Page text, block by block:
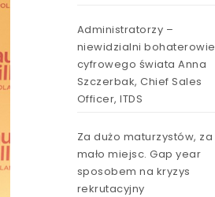
Administratorzy –
niewidzialni bohaterowie
cyfrowego świata Anna
Szczerbak, Chief Sales
Officer, ITDS
Za dużo maturzystów, za
mało miejsc. Gap year
sposobem na kryzys
rekrutacyjny